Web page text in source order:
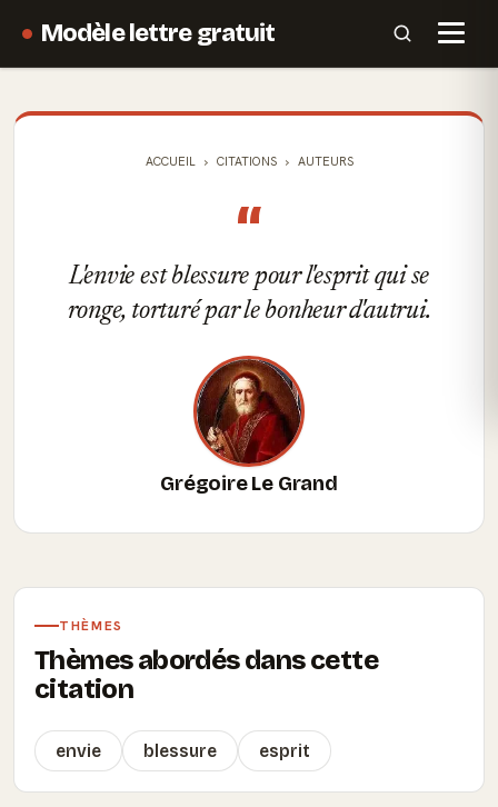
Modèle lettre gratuit
ACCUEIL CITATIONS AUTEURS
“
L'envie est blessure pour l'esprit qui se
ronge, torturé par le bonheur d'autrui.
Grégoire Le Grand
THÈMES
Thèmes abordés dans cette
citation
envie blessure esprit